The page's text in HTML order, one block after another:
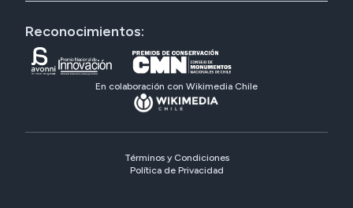
Reconocimientos:
En colaboración con Wikimedia Chile
Términos y Condiciones
Política de Privacidad